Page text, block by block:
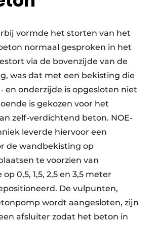
vormde het storten van het
normaal gesproken in het
via de bovenzijde van de
was dat met een bekisting die
en onderzijde is opgesloten niet
is gekozen voor het
zelf-verdichtend beton. NOE-
leverde hiervoor een
de wandbekisting op
te voorzien van
0,5, 1,5, 2,5 en 3,5 meter
De vulpunten,
wordt aangesloten, zijn
afsluiter zodat het beton in